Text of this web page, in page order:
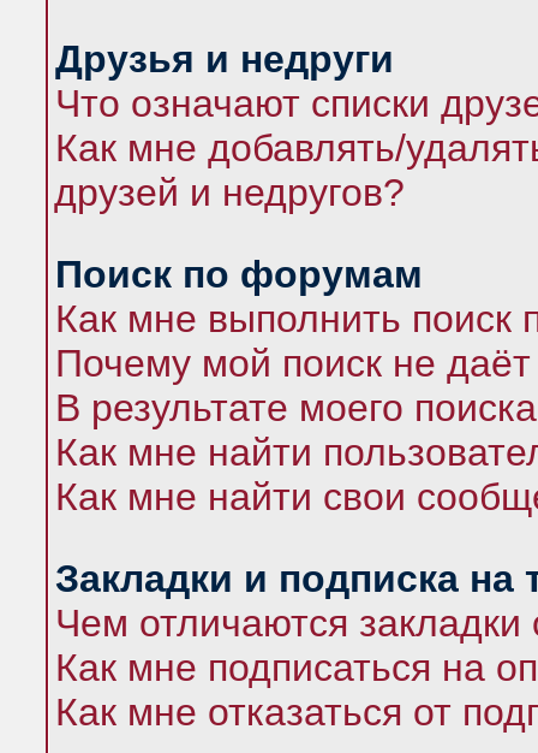
Друзья и недруги
Что означают списки
Как мне добавлять/
друзей и недругов?
Поиск по форумам
Как мне выполнить
Почему мой поиск не даёт
В результате моего
Как мне найти
Как мне найти свои
Закладки и подписка на
Чем отличаются закладки
Как мне подписаться на
Как мне отказаться от